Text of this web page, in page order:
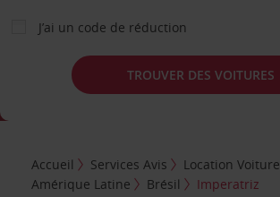
J’ai un code de réduction
TROUVER DES VOITURES
Accueil Services Avis
Location Voiture
Amérique Latine
Brésil Imperatriz